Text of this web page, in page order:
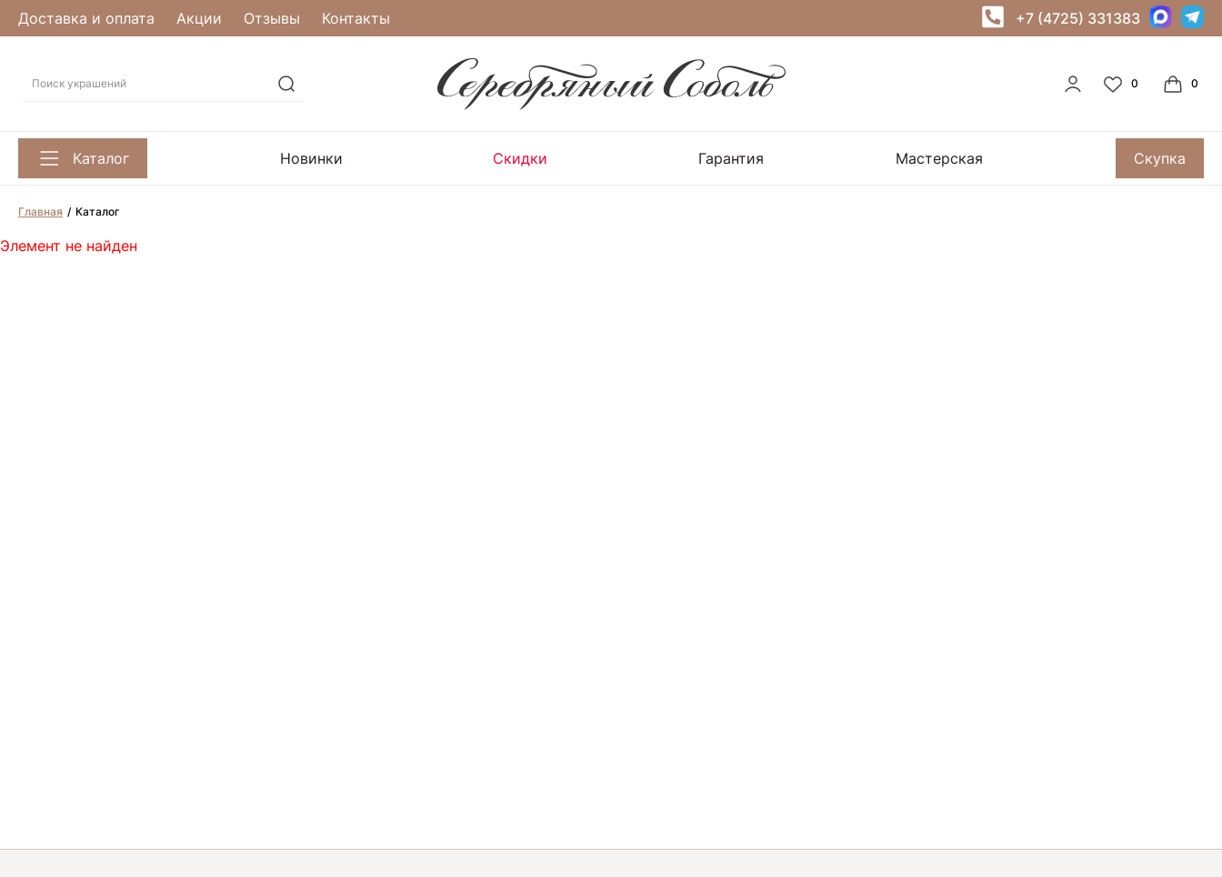
Доставка и оплата Акции Отзывы Контакты +7 (4725) 331383
Каталог Новинки Скидки Гарантия Мастерская Скупка
Главная Каталог
Элемент не найден